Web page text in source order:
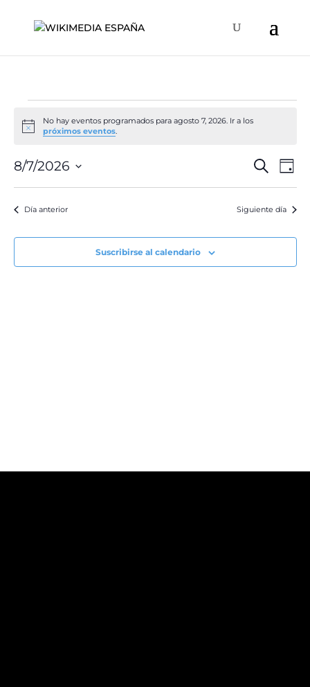
en
7,
2026
Aviso
No hay eventos programados para agosto 7, 2026. Ir a los
próximos eventos.
de
y
vistas
Buscar
de
de
Día
8/7/2026
fecha.
Día anterior Siguiente día
Suscribirse al calendario